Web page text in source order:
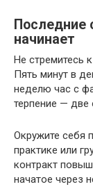
Последние
начинает
Не стремитесь
Пять минут в
неделю час с
терпение — две
Окружите себя
практике или
контракт
начатое через